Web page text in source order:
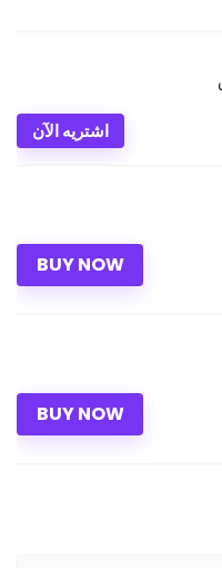
اشتريه الآن
BUY NOW
BUY NOW